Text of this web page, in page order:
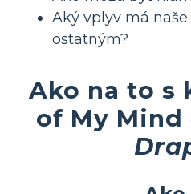
Aký vplyv má
ostatným?
Ako na to s
of My Mind